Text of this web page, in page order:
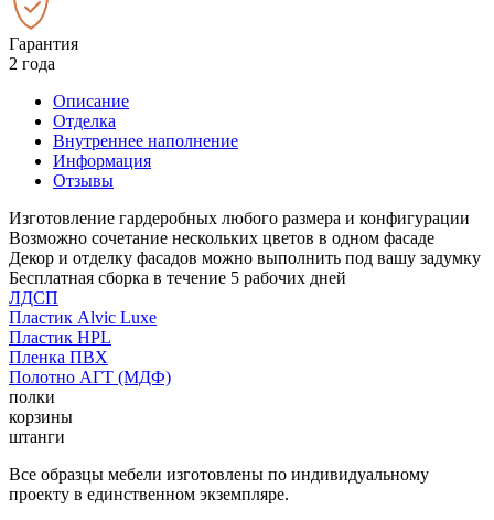
Гарантия
2 года
Описание
Отделка
Внутреннее наполнение
Информация
Отзывы
Изготовление гардеробных любого размера и конфигурации
Возможно сочетание нескольких цветов в одном фасаде
Декор и отделку фасадов можно выполнить под вашу задумку
Бесплатная сборка в течение 5 рабочих дней
ЛДСП
Пластик Alvic Luxe
Пластик HPL
Пленка ПВХ
Полотно АГТ (МДФ)
полки
корзины
штанги
Все образцы мебели изготовлены по индивидуальному
проекту в единственном экземпляре.